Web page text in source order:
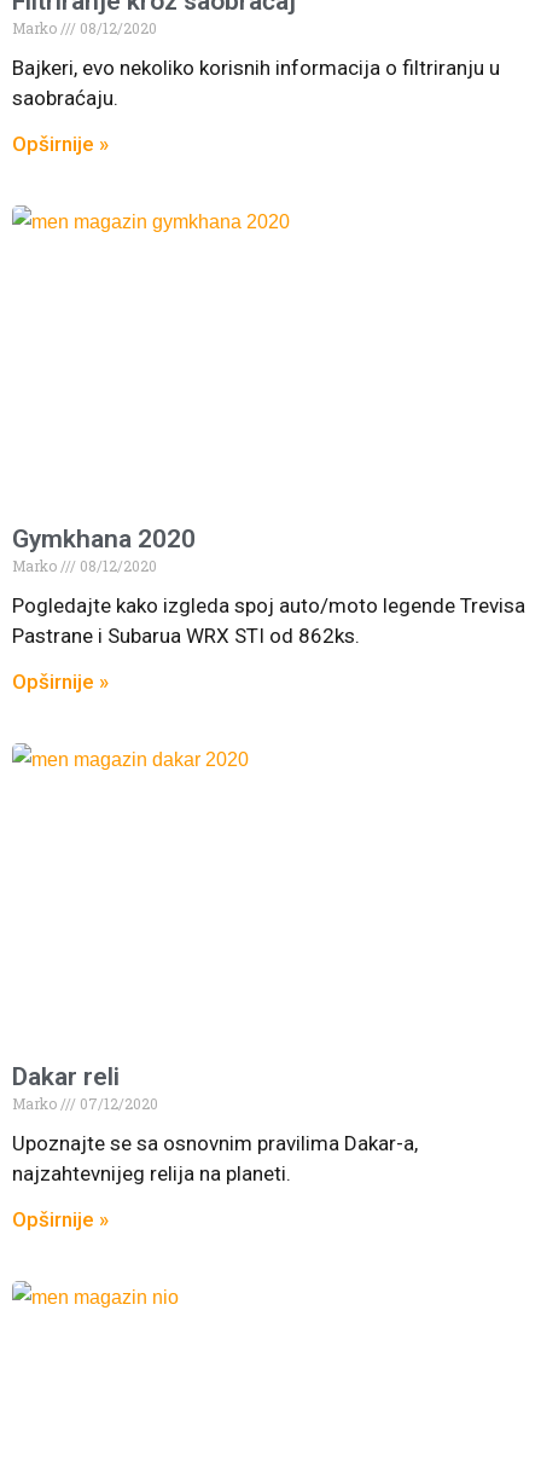
Marko 08/12/2020
Bajkeri, evo nekoliko korisnih informacija o filtriranju u
saobraćaju.
Opširnije »
Gymkhana 2020
Marko 08/12/2020
Pogledajte kako izgleda spoj auto/moto legende Trevisa
Pastrane i Subarua WRX STI od 862ks.
Opširnije »
Dakar reli
Marko 07/12/2020
Upoznajte se sa osnovnim pravilima Dakar-a,
najzahtevnijeg relija na planeti.
Opširnije »